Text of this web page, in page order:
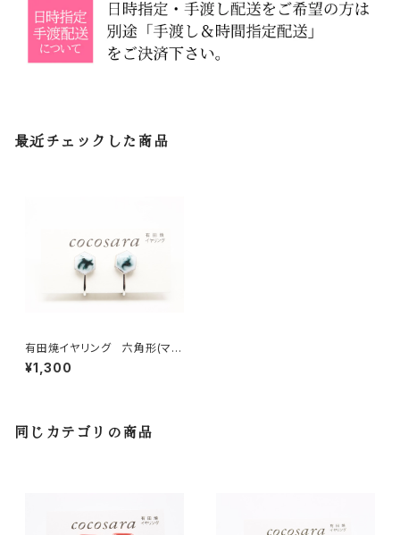
最近チェックした商品
有田焼イヤリング 六角形(マー
ブル) 3
¥1,300
同じカテゴリの商品